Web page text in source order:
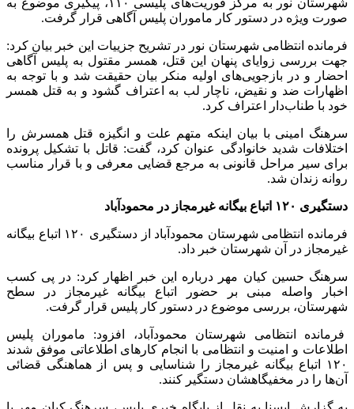
صورت ویژه در دستور کار ماموران پلیس آگاهی قرار گرفت.
فرمانده انتظامی شهرستان نور در تشریح جزییات این خبر بیان کرد:
جهت بررسی زوایای پنهان این قتل، همسر مقتول به پلیس آگاهی
احضار و در بازجویی‌های اولیه منکر بیان حقیقت شد و با توجه به
اظهارات ضد و نقیض، ناچار لب به اعتراف گشود و به قتل همسر
خود با طناب‌دار اعتراف کرد.
سرهنگ امینی با بیان اینکه متهم علت و انگیزه قتل همسرش را
اختلافات شدید خانوادگی عنوان کرد، گفت: قاتل با تشکیل پرونده
برای سیر مراحل قانونی به مرجع قضایی معرفی و با قرار مناسب
روانه زندان شد.
دستگیری ۱۲۰ اتباع بیگانه غیرمجاز در محمودآباد
فرمانده انتظامی شهرستان محمودآباد از دستگیری ۱۲۰ اتباع بیگانه
غیرمجاز در آن شهرستان خبر داد.
سرهنگ حسین کیان مهر درباره این خبر اظهار کرد: در پی کسب
اخبار واصله مبنی بر حضور اتباع بیگانه غیرمجاز در سطح
شهرستان، بررسی موضوع در دستور کار پلیس قرار گرفت.
فرمانده انتظامی شهرستان محمودآباد، افزود: ماموران پلیس
اطلاعات و امنیت و انتظامی با انجام کارهای اطلاعاتی موفق شدند
۱۲۰ اتباع بیگانه غیرمجاز را شناسایی و پس از هماهنگی قضائی
آن‌ها را در مخفیگاهشان دستگیر کنند.